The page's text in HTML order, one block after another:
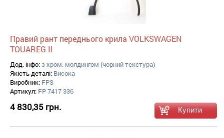
Правий рант переднього крила VOLKSWAGEN
TOUAREG II
Дод. інфо:з хром. молдингом (чорний текстура)
Якість деталі: Висока
Виробник: FPS
Артикул: FP 7417 336
4 830,35 грн.